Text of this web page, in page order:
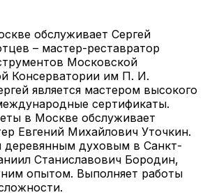
обслуживает Сергей
– мастер-реставратор
Московской
Консерватории им П. И.
является мастером высокого
сертификаты.
в Москве обслуживает
Евгений Михайлович Уточкин.
деревянным духовым в Санкт-
Станиславович Бородин,
опытом. Выполняет работы